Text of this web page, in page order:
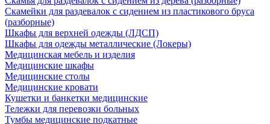
Скамейки для раздевалок с сидением из пластикового бруса
(разборные)
Шкафы для верхней одежды (ЛДСП)
Шкафы для одежды металлические (Локеры)
Медицинская мебель и изделия
Медицинские шкафы
Медицинские столы
Медицинские кровати
Кушетки и банкетки медицинские
Тележки для перевозки больных
Тумбы медицинские подкатные